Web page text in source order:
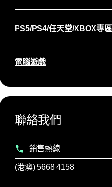
PS5/PS4/任天堂/XBOX專區
電腦遊戲
聯絡我們
銷售熱線
(港澳) 5668 4158